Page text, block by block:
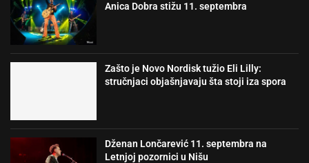
Anica Dobra stižu 11. septembra
Zašto je Novo Nordisk tužio Eli Lilly:
stručnjaci objašnjavaju šta stoji iza spora
Dženan Lončarević 11. septembra na
Letnjoj pozornici u Nišu